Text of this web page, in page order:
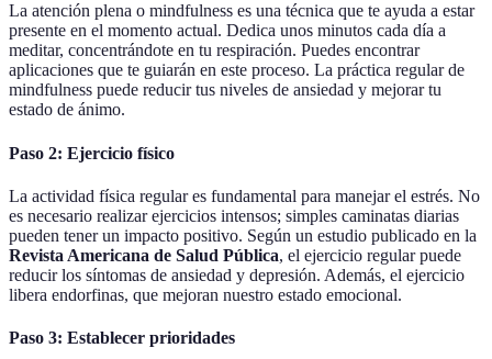
La atención plena o mindfulness es una técnica que te ayuda a estar
presente en el momento actual. Dedica unos minutos cada día a
meditar, concentrándote en tu respiración. Puedes encontrar
aplicaciones que te guiarán en este proceso. La práctica regular de
mindfulness puede reducir tus niveles de ansiedad y mejorar tu
estado de ánimo.
Paso 2: Ejercicio físico
La actividad física regular es fundamental para manejar el estrés. No
es necesario realizar ejercicios intensos; simples caminatas diarias
pueden tener un impacto positivo. Según un estudio publicado en la
Revista Americana de Salud Pública, el ejercicio regular puede
reducir los síntomas de ansiedad y depresión. Además, el ejercicio
libera endorfinas, que mejoran nuestro estado emocional.
Paso 3: Establecer prioridades